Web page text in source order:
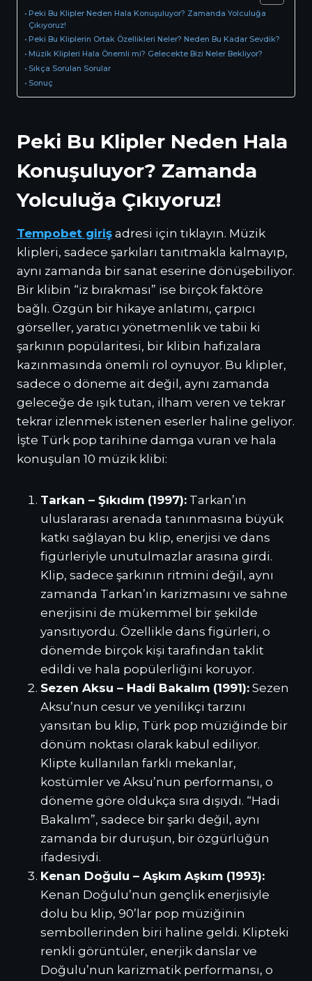
Peki Bu Klipler Neden Hala Konuşuluyor? Zamanda Yolculuğa
Çıkıyoruz!
Peki Bu Kliplerin Ortak Özellikleri Neler? Neden Bu Kadar Sevdik?
Müzik Klipleri Hala Önemli mi? Gelecekte Bizi Neler Bekliyor?
Sıkça Sorulan Sorular
Sonuç
Peki Bu Klipler Neden Hala
Konuşuluyor? Zamanda
Yolculuğa Çıkıyoruz!
Tempobet giriş adresi için tıklayın. Müzik
klipleri, sadece şarkıları tanıtmakla kalmayıp,
aynı zamanda bir sanat eserine dönüşebiliyor.
Bir klibin “iz bırakması” ise birçok faktöre
bağlı. Özgün bir hikaye anlatımı, çarpıcı
görseller, yaratıcı yönetmenlik ve tabii ki
şarkının popülaritesi, bir klibin hafızalara
kazınmasında önemli rol oynuyor. Bu klipler,
sadece o döneme ait değil, aynı zamanda
geleceğe de ışık tutan, ilham veren ve tekrar
tekrar izlenmek istenen eserler haline geliyor.
İşte Türk pop tarihine damga vuran ve hala
konuşulan 10 müzik klibi:
Tarkan – Şıkıdım (1997): Tarkan’ın
uluslararası arenada tanınmasına büyük
katkı sağlayan bu klip, enerjisi ve dans
figürleriyle unutulmazlar arasına girdi.
Klip, sadece şarkının ritmini değil, aynı
zamanda Tarkan’ın karizmasını ve sahne
enerjisini de mükemmel bir şekilde
yansıtıyordu. Özellikle dans figürleri, o
dönemde birçok kişi tarafından taklit
edildi ve hala popülerliğini koruyor.
Sezen Aksu – Hadi Bakalım (1991): Sezen
Aksu’nun cesur ve yenilikçi tarzını
yansıtan bu klip, Türk pop müziğinde bir
dönüm noktası olarak kabul ediliyor.
Klipte kullanılan farklı mekanlar,
kostümler ve Aksu’nun performansı, o
döneme göre oldukça sıra dışıydı. “Hadi
Bakalım”, sadece bir şarkı değil, aynı
zamanda bir duruşun, bir özgürlüğün
ifadesiydi.
Kenan Doğulu – Aşkım Aşkım (1993):
Kenan Doğulu’nun gençlik enerjisiyle
dolu bu klip, 90’lar pop müziğinin
sembollerinden biri haline geldi. Klipteki
renkli görüntüler, enerjik danslar ve
Doğulu’nun karizmatik performansı, o